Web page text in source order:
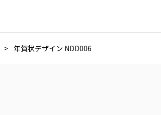
年賀状デザイン NDD006